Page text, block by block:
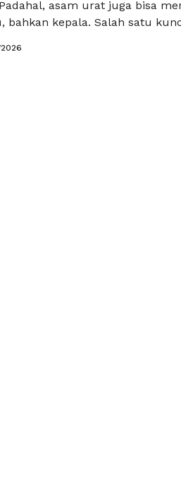
asam urat juga bisa
bahkan kepala. Salah satu
yang tiba-tiba adalah
Dengan pengaturan makanan